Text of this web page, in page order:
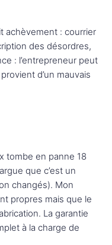
achèvement : courrier
des désordres,
: l’entrepreneur peut
d’un mauvais
tombe en panne 18
que c’est un
changés). Mon
propres mais que le
La garantie
à la charge de